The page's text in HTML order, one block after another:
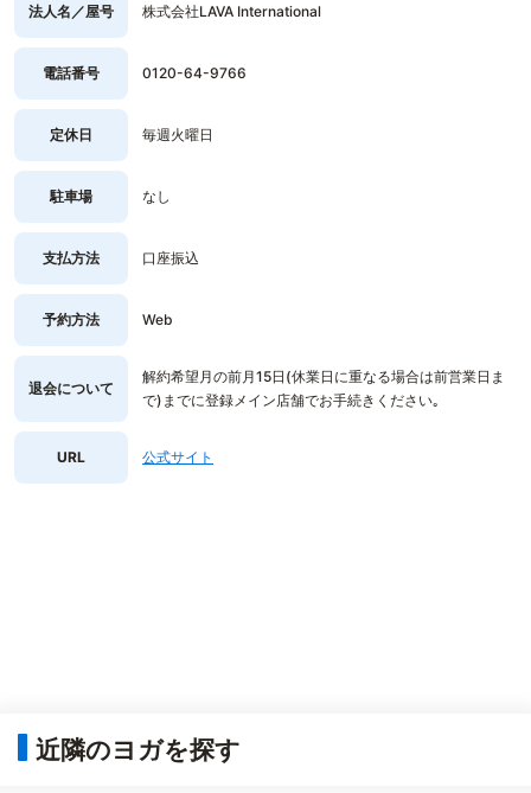
法人名／屋号 株式会社LAVA International
電話番号 0120-64-9766
定休日 毎週火曜日
駐車場 なし
支払方法 口座振込
予約方法 Web
退会について
解約希望月の前月15日(休業日に重なる場合は前営業日ま
で)までに登録メイン店舗でお手続きください｡
URL 公式サイト
近隣のヨガを探す